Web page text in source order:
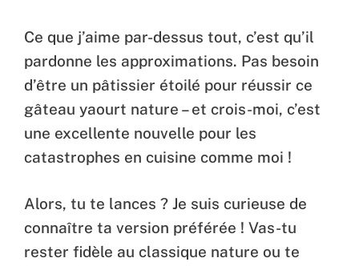
Ce que j’aime par-dessus tout, c’est qu’il
pardonne les approximations. Pas besoin
d’être un pâtissier étoilé pour réussir ce
gâteau yaourt nature – et crois-moi, c’est
une excellente nouvelle pour les
catastrophes en cuisine comme moi !
Alors, tu te lances ? Je suis curieuse de
connaître ta version préférée ! Vas-tu
rester fidèle au classique nature ou te